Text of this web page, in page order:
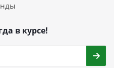
в курсе!